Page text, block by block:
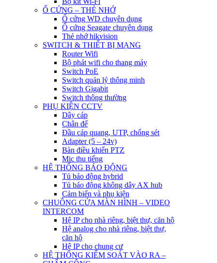
Ổ CỨNG – THẺ NHỚ
Ổ cứng WD chuyên dụng
Ổ cứng Seagate chuyên dụng
Thẻ nhớ hikvision
SWITCH & THIẾT BỊ MẠNG
Router Wifi
Bộ phát wifi cho thang máy
Switch PoE
Switch quản lý thông minh
Switch Gigabit
Switch thông thường
PHỤ KIỆN CCTV
Dây cáp
Chân đế
Đầu cáp quang, UTP, chống sét
Adapter (5 – 24v)
Bàn điều khiển PTZ
Mic thu tiếng
HỆ THỐNG BÁO ĐỘNG
Tủ báo động hybrid
Tủ báo động không dây AX hub
Cảm biến và phụ kiện
CHUÔNG CỬA MÀN HÌNH – VIDEO
INTERCOM
Hệ IP cho nhà riêng, biệt thự, căn hộ
Hệ analog cho nhà riêng, biệt thự,
căn hộ
Hệ IP cho chung cư
HỆ THỐNG KIỂM SOÁT VÀO RA –